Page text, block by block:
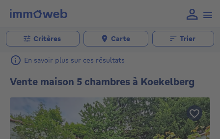
Critères Carte Trier
En savoir plus sur ces résultats
Vente maison 5 chambres à Koekelberg